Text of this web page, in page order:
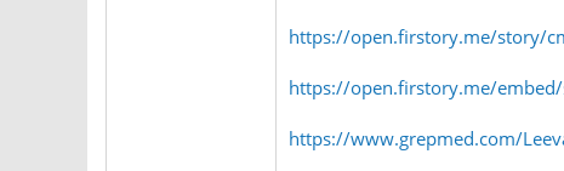
https://open.firstory.me/story/
https://open.firstory.me/
https://www.grepmed.com/